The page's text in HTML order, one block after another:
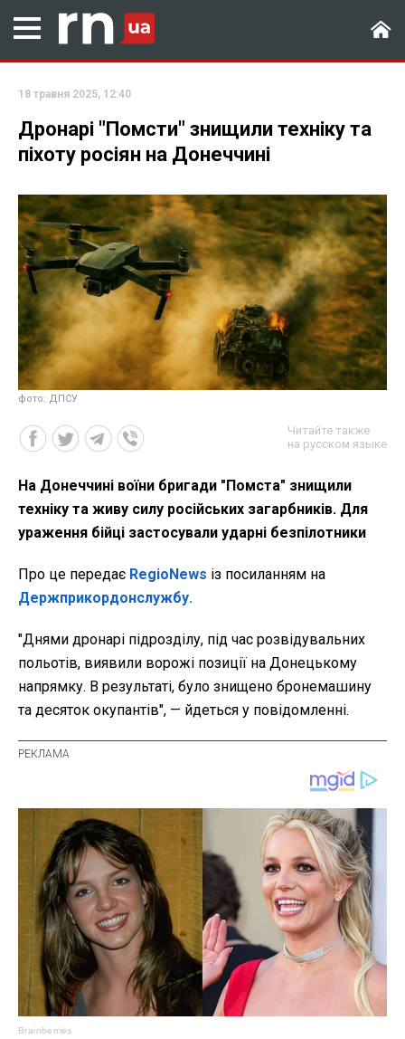
18 травня 2025, 12:40
Дронарі "Помсти" знищили техніку та
піхоту росіян на Донеччині
фото: ДПСУ
Читайте также
на русском языке
На Донеччині воїни бригади "Помста" знищили
техніку та живу силу російських загарбників. Для
ураження бійці застосували ударні безпілотники
Про це передає RegioNews із посиланням на
Держприкордонслужбу.
"Днями дронарі підрозділу, під час розвідувальних
польотів, виявили ворожі позиції на Донецькому
напрямку. В результаті, було знищено бронемашину
та десяток окупантів", — йдеться у повідомленні.